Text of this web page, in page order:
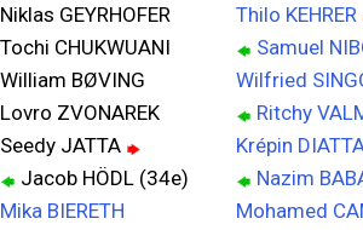
Niklas GEYRHOFER
Tochi CHUKWUANI
William BØVING
Lovro ZVONAREK
Seedy JATTA
Jacob HÖDL (34e)
Mika BIERETH
Thilo KEHRER
Samuel
Wilfried
Ritchy
Krépin
Nazim
Mohamed